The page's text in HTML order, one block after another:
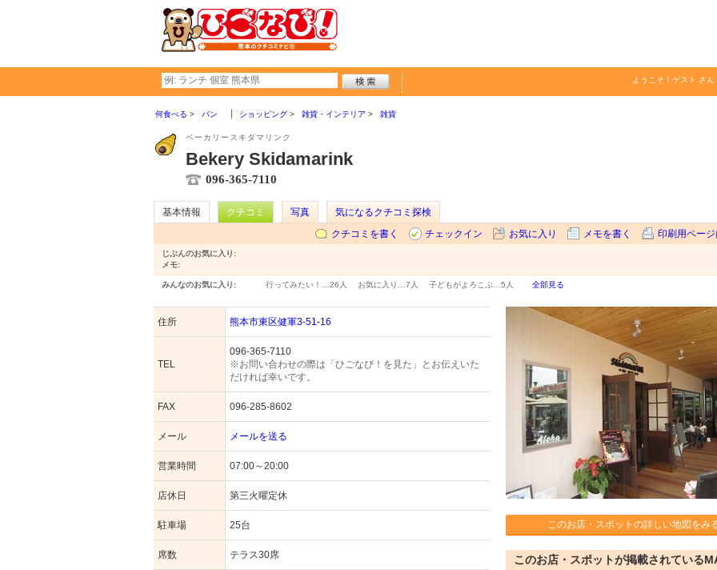
ようこそ！ ゲスト さん
何食べる パン ショッピング 雑貨・インテリア 雑貨
ベーカリースキダマリンク
Bekery Skidamarink
096-365-7110
基本情報 クチコミ 写真
気になるクチコミ探検
クチコミを書く
チェックイン お気に入り メモを書く 印刷用ページ
じぶんのお気に入り:
メモ:
みんなのお気に入り: 行ってみたい！… 26人 お気に入り… 7人 子どもがよろこぶ… 5人 全部見る
住所 熊本市東区健軍3-51-16
TEL
096-365-7110
※お問い合わせの際は「ひごなび！を見た」とお伝えいた
だければ幸いです。
FAX 096-285-8602
メール メールを送る
営業時間 07:00～20:00
店休日 第三火曜定休
駐車場 25台
席数 テラス30席
このお店・スポットの詳しい地図をみ
このお店・スポットが掲載されている